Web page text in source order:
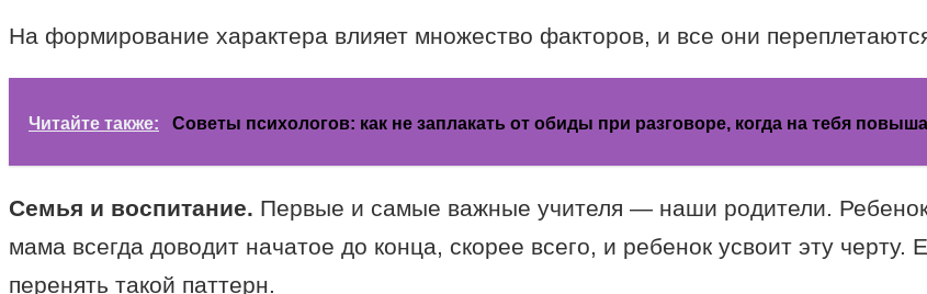
На формирование характера влияет множество факторов, и все они
Читайте также: Советы психологов: как не заплакать от обиды при разговоре, когда на тебя
Семья и воспитание. Первые и самые важные учителя — наши родители. Ребенок
мама всегда доводит начатое до конца, скорее всего, и ребенок усвоит эту
перенять такой паттерн.